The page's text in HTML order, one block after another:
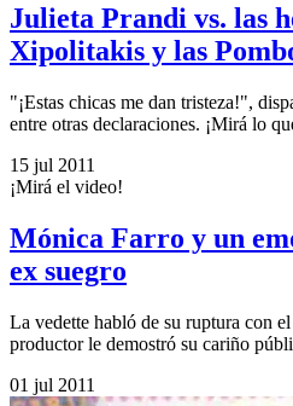
Julieta Prandi vs. las
Xipolitakis y las
"¡Estas chicas me dan tristeza!",
entre otras declaraciones. ¡Mirá lo
15 jul 2011
¡Mirá el video!
Mónica Farro y un
ex suegro
La vedette habló de su ruptura con
productor le demostró su cariño
01 jul 2011